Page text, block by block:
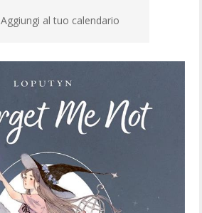
Aggiungi al tuo calendario